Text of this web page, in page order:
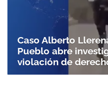
Caso Alberto
Pueblo abre
violación de